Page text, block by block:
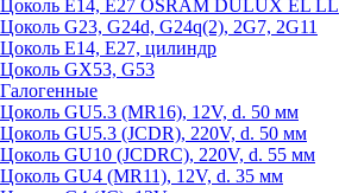
Цоколь Е14, Е27 OSRAM DULUX EL LL
Цоколь G23, G24d, G24q(2), 2G7, 2G11
Цоколь Е14, Е27, цилиндр
Цоколь GX53, G53
Галогенные
Цоколь GU5.3 (MR16), 12V, d. 50 мм
Цоколь GU5.3 (JCDR), 220V, d. 50 мм
Цоколь GU10 (JCDRC), 220V, d. 55 мм
Цоколь GU4 (MR11), 12V, d. 35 мм